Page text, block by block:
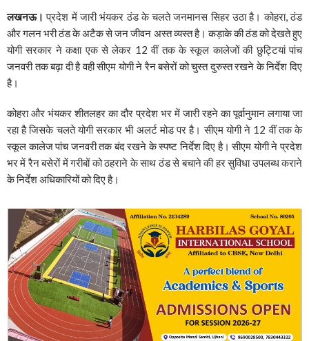
लखनऊ। प्रदेश में जारी भंयकर ठंड के चलते जनमानस सिहर उठा है। कोहरा, ठंड
और गलन भरी ठंड के अटैक से जन जीवन अस्त व्यस्त है। कड़ाके की ठंड को देखते हुए
योगी सरकार ने कक्षा एक से लेकर 12 वीं तक के स्कूल कालेजों की छुट्टियां पांच
जनवरी तक बढ़ा दी है वही सीएम योगी ने रैन बसेरों को चुस्त दुरुस्त रखने के निर्देश दिए
है।
कोहरा और भंयकर शीतलहर का दौर प्रदेश भर में जारी रहने का पूर्वानुमान लगाया जा
रहा है जिसके चलते योगी सरकार भी अलर्ट मोड पर है। सीएम योगी ने 12 वीं तक के
स्कूल कालेज पांच जनवरी तक बंद रखने के स्पष्ट निर्देश दिए है। सीएम योगी ने प्रदेश
भर में रैन बसेरों में गरीबों को ठहराने के साथ ठंड से बचाने की हर सुविधा उपलब्ध कराने
के निर्देश अधिकारियों को दिए है।